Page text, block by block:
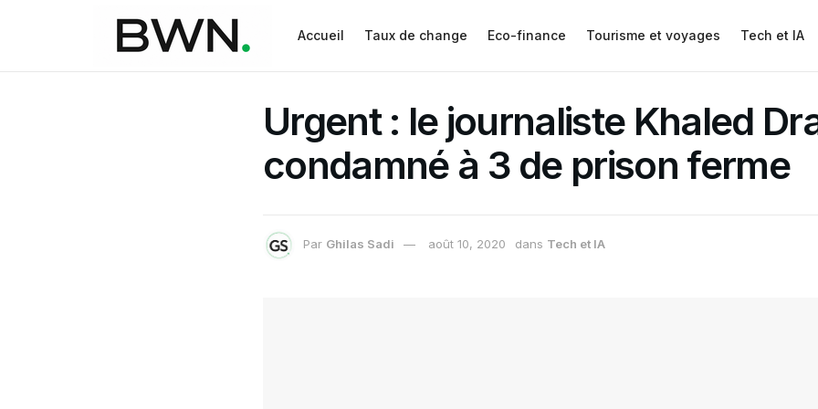
Accueil Taux de change Eco-finance Tourisme et voyages Tech et IA
Urgent : le journaliste Khaled
condamné à 3 de prison ferme
Par Ghilas Sadi août 10, 2020 dans Tech et IA